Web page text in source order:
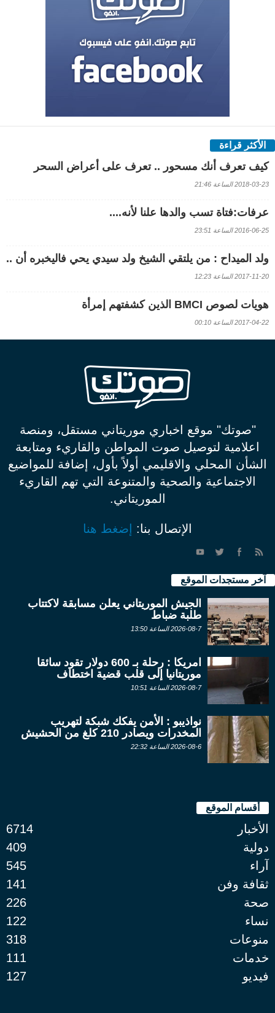
الأكثر قراءة
كيف تعرف أنك مسحور .. تعرف على أعراض السحر
2018-03-23 الساعة 21:46
عرفات:فتاة تسب والدها علنا لأنه....
2016-06-25 الساعة 23:51
ولد الميداح : من يلتقي الشيخ ولد سيدي يحي فاليخبره أن ..
2017-11-20 الساعة 12:23
هويات لصوص BMCI الذين كشفتهم إمرأة
2017-04-22 الساعة 00:10
"صوتك" موقع اخباري موريتاني مستقل، ومنصة
اعلامية لتوصيل صوت المواطن والقاريء ومتابعة
الشأن المحلي والاقليمي أولاً بأول، إضافة للمواضيع
الاجتماعية والصحية والمتنوعة التي تهم القاريء
الموريتاني.
الإتصال بنا: إضغط هنا
آخر مستجدات الموقع
الجيش الموريتاني يعلن مسابقة لاكتتاب
طلبة ضباط
2026-08-7 الساعة 13:50
امريكا : رحلة بـ 600 دولار تقود سائقا
موريتانيا إلى قلب قضية اختطاف
2026-08-7 الساعة 10:51
نواذيبو : الأمن يفكك شبكة لتهريب
المخدرات ويصادر 210 كلغ من الحشيش
2026-08-6 الساعة 22:32
أقسام الموقع
الأخبار
6714
دولية
409
آراء
545
ثقافة وفن
141
صحة
226
نساء
122
منوعات
318
خدمات
111
فيديو
127